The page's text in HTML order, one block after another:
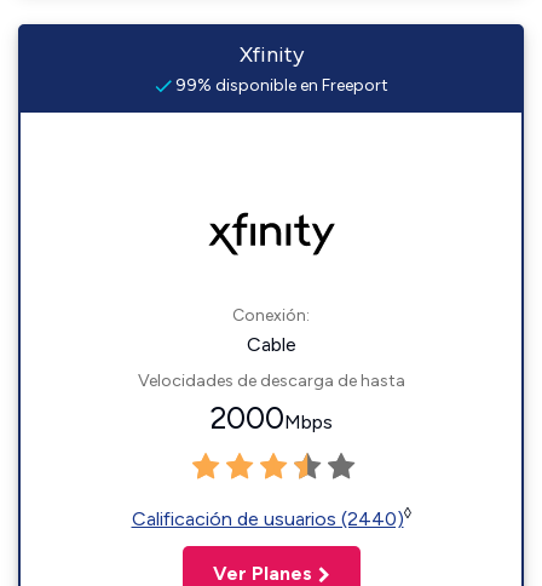
Xfinity
99% disponible en Freeport
Conexión:
Cable
Velocidades de descarga de hasta
2000Mbps
Calificación de usuarios (2440)◊
Ver Planes